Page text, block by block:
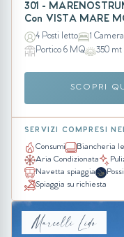
301 -
Con VISTA MARE
4 Posti letto 1
Portico 6 MQ
350 mt
SCOPRI
SERVIZI COMPRESI
Consumi Biancheria
Aria Condizionata
Navetta spiaggia
Spiaggia su richiesta
Marcelli Lido